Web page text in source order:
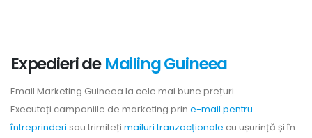
Expedieri deMailing Guineea
Email Marketing Guineea la cele mai bune prețuri.
Executați campaniile de marketing prin e-mail pentru
întreprinderi sau trimiteți mailuri tranzacționale cu ușurință și în